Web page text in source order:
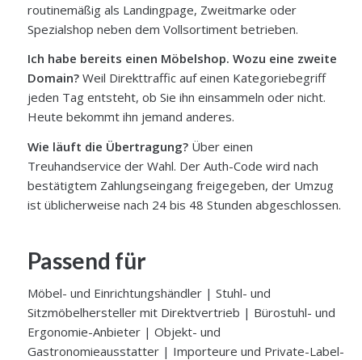
routinemäßig als Landingpage, Zweitmarke oder
Spezialshop neben dem Vollsortiment betrieben.
Ich habe bereits einen Möbelshop. Wozu eine zweite
Domain?Weil Direkttraffic auf einen Kategoriebegriff
jeden Tag entsteht, ob Sie ihn einsammeln oder nicht.
Heute bekommt ihn jemand anderes.
Wie läuft die Übertragung?Über einen
Treuhandservice der Wahl. Der Auth-Code wird nach
bestätigtem Zahlungseingang freigegeben, der Umzug
ist üblicherweise nach 24 bis 48 Stunden abgeschlossen.
Passend für
Möbel- und Einrichtungshändler | Stuhl- und
Sitzmöbelhersteller mit Direktvertrieb | Bürostuhl- und
Ergonomie-Anbieter | Objekt- und
Gastronomieausstatter | Importeure und Private-Label-